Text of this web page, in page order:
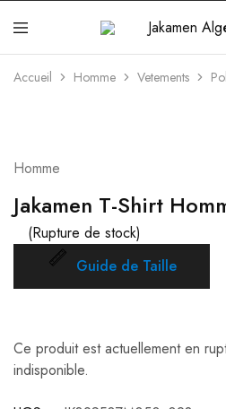
Jakamen
Algérie
Accueil Homme Vetements
Homme
Jakamen T-Shirt
(Rupture de stock)
Guide de Taille
Ce produit est actuellement en
indisponible.